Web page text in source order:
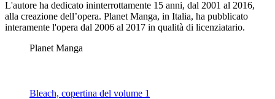
L'autore ha dedicato ininterrottamente 15 anni, dal 2001 al 2016,
alla creazione dell’opera. Planet Manga, in Italia, ha pubblicato
interamente l'opera dal 2006 al 2017 in qualità di licenziatario.
Planet Manga
Bleach, copertina del volume 1